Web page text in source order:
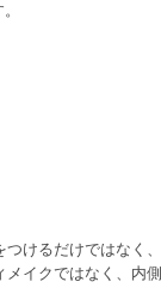
つけるだけではなく
イクではなく、内